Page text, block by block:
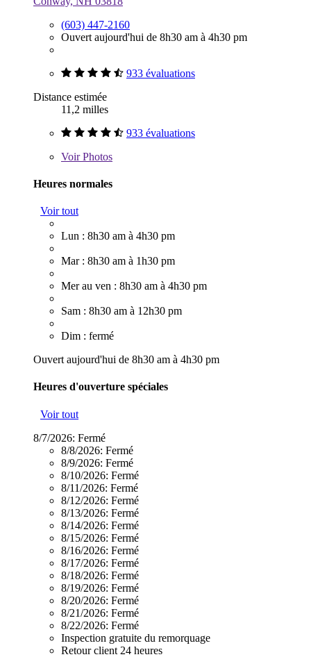
(603) 447-2160
Ouvert aujourd'hui de 8h30 am à 4h30 pm
933 évaluations
Distance estimée
11,2 milles
933 évaluations
VoirPhotos
Heures normales
Voir tout
Lun : 8h30 am à 4h30 pm
Mar : 8h30 am à 1h30 pm
Mer au ven : 8h30 am à 4h30 pm
Sam : 8h30 am à 12h30 pm
Dim : fermé
Ouvert aujourd'hui de 8h30 am à 4h30 pm
Heures d'ouverture spéciales
Voir tout
8/7/2026: Fermé
8/8/2026: Fermé
8/9/2026: Fermé
8/10/2026: Fermé
8/11/2026: Fermé
8/12/2026: Fermé
8/13/2026: Fermé
8/14/2026: Fermé
8/15/2026: Fermé
8/16/2026: Fermé
8/17/2026: Fermé
8/18/2026: Fermé
8/19/2026: Fermé
8/20/2026: Fermé
8/21/2026: Fermé
8/22/2026: Fermé
Inspection gratuite du remorquage
Retour client 24 heures